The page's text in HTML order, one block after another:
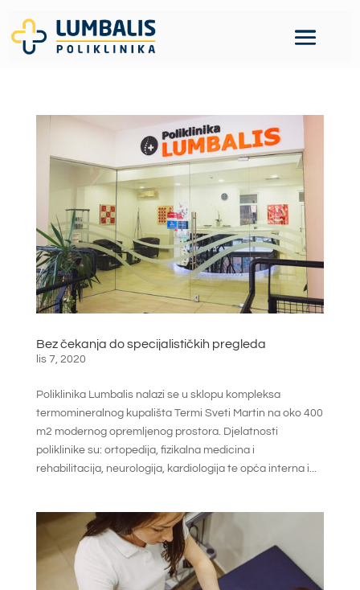
Bez čekanja do specijalističkih pregleda
lis 7, 2020
Poliklinika Lumbalis nalazi se u sklopu kompleksa
termomineralnog kupališta Termi Sveti Martin na oko 400
m2 modernog opremljenog prostora. Djelatnosti
poliklinike su: ortopedija, fizikalna medicina i
rehabilitacija, neurologija, kardiologija te opća interna i...